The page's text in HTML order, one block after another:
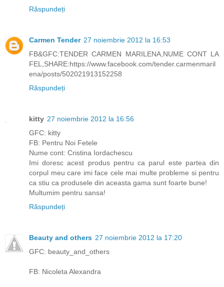
Răspundeți
Carmen Tender 27 noiembrie 2012 la 16:53
FB&GFC:TENDER CARMEN MARILENA,NUME CONT LA
FEL,SHARE:https://www.facebook.com/tender.carmenmaril
ena/posts/502021913152258
Răspundeți
kitty 27 noiembrie 2012 la 16:56
GFC: kitty
FB: Pentru Noi Fetele
Nume cont: Cristina Iordachescu
Imi doresc acest produs pentru ca parul este partea din
corpul meu care imi face cele mai multe probleme si pentru
ca stiu ca produsele din aceasta gama sunt foarte bune!
Multumim pentru sansa!
Răspundeți
Beauty and others 27 noiembrie 2012 la 17:20
GFC: beauty_and_others
FB: Nicoleta Alexandra